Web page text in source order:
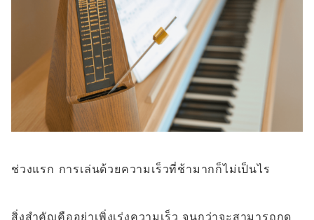
ช่วงแรก การเล่นด้วยความเร็วที่ช้ามากก็ไม่เป็นไร
สิ่งสำคัญคืออย่าเพิ่งเร่งความเร็ว จนกว่าจะสามารถกด